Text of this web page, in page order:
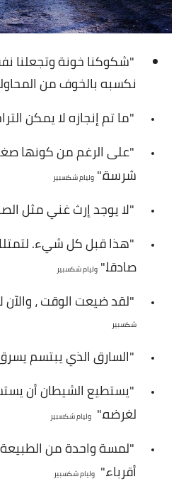
وزن
"شكوكنا خونة وتجعلنا
نكسبه بالخوف من
"ما تم إنجازه لا يمكن
"على الرغم من كونها
شرسة." وليام شكسبير
"لا يوجد إرث غني مثل
"هذا قبل كل شيء.
صادقا." وليام شكسبير
"لقد ضيعت الوقت ،
شكسبير
"السارق الذي يبتسم
"يستطيع الشيطان أن
لغرضه." وليام شكسبير
"لمسة واحدة من
أقرباء." وليام شكسبير